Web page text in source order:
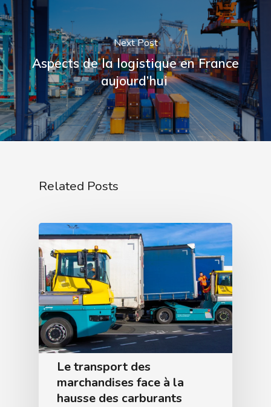
Next Post
Aspects de la logistique en France
aujourd’hui
Related Posts
Le transport des
marchandises face à la
hausse des carburants